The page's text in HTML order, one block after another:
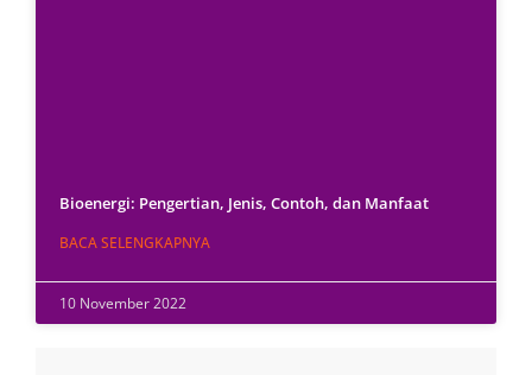
Bioenergi: Pengertian, Jenis, Contoh, dan Manfaat
BACA SELENGKAPNYA
10 November 2022